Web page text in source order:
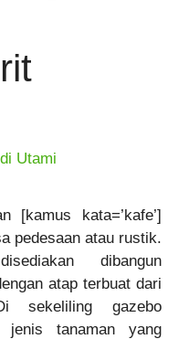
Utami
[kamus kata=’kafe’]
pedesaan atau rustik.
dibangun
atap terbuat dari
sekeliling gazebo
jenis tanaman yang